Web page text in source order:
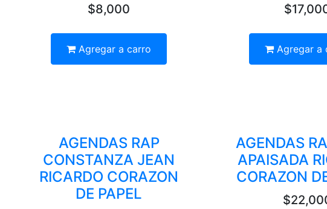
$8,000
Agregar a carro Agregar a
AGENDAS RAP
CONSTANZA JEAN
RICARDO CORAZON
DE PAPEL
AGENDAS
APAISADA
CORAZON